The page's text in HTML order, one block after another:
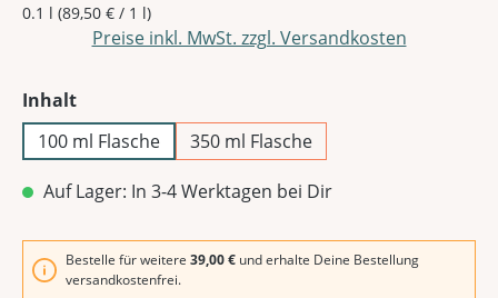
0.1 l (89,50 € / 1 l)
Preise inkl. MwSt. zzgl. Versandkosten
Inhaltauswählen
100 ml Flasche
350 ml Flasche
Auf Lager: In 3-4 Werktagen bei Dir
Bestelle für weitere 39,00 € und erhalte Deine Bestellung
versandkostenfrei.